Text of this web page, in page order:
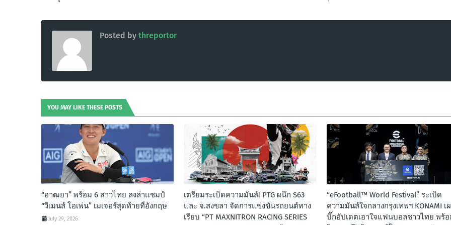
Posted by threportor
YOU MAY LIKE THESE POSTS
“อาฒยา” พร้อม 6 สาวไทย ลงล่าแชมป์
“วีเมนส์ โอเพ่น” เมเจอร์สุดท้ายที่อังกฤษ
July 29, 2026
เตรียมระเบิดความมันส์! PTG ผนึก S63
และ จ.สงขลา จัดการแข่งขันรถยนต์ทาง
เรียบ “PT MAXNITRON RACING SERIES
“eFootball™ World Festival” ระเบิด
ความมันส์ใจกลางกรุงเทพฯ KONAMI เ
บิ๊กอัปเดตเอาใจแฟนบอลชาวไทย พร้